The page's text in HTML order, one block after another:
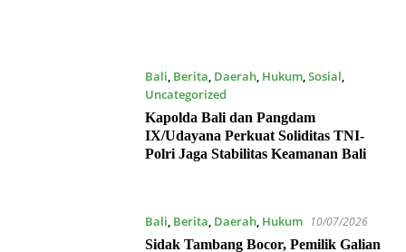
Bali Berita Daerah, Hukum, Sosial
Uncategorized
15/07/2026
Kapolda Bali dan Pangdam
IX/Udayana Perkuat Soliditas TNI-
Polri Jaga Stabilitas Keamanan Bali
Bali, Berita, Daerah, Hukum
10/07/2026
Sidak Tambang Bocor, Pemilik Galian